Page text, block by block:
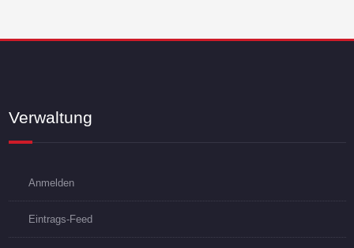
Verwaltung
Anmelden
Eintrags-Feed